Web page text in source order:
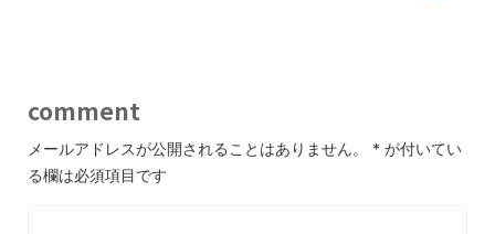
comment
メールアドレスが公開されることはありません。 * が付いてい
る欄は必須項目です